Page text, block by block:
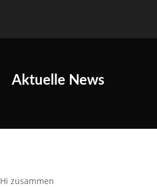
Aktuelle News
Hi zusammen